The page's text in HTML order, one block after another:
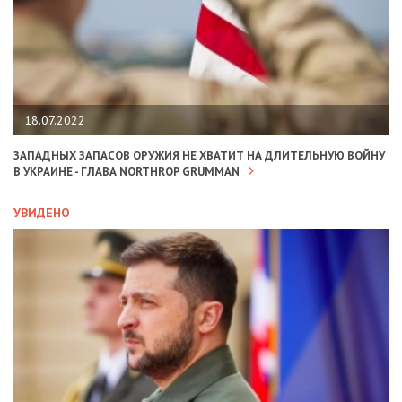
18.07.2022
ЗАПАДНЫХ ЗАПАСОВ ОРУЖИЯ НЕ ХВАТИТ НА ДЛИТЕЛЬНУЮ ВОЙНУ
В УКРАИНЕ - ГЛАВА NORTHROP GRUMMAN
УВИДЕНО